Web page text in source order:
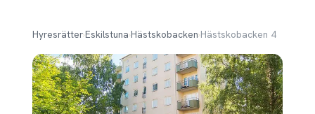
Hyresrätter›Eskilstuna›Hästskobacken›Hästskobacken 4